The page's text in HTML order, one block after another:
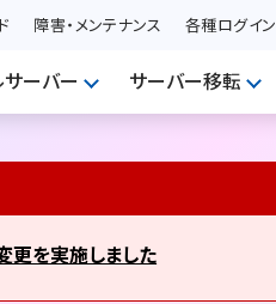
障害・メンテナンス 各種ログイン
サーバー サーバー移転
更を実施しました